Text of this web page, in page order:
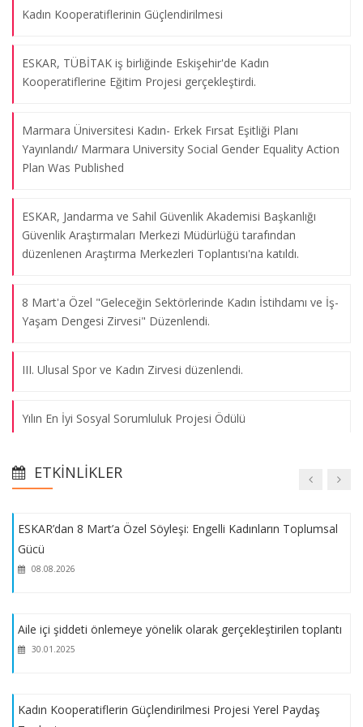
Kadın Kooperatiflerinin Güçlendirilmesi
ESKAR, TÜBİTAK iş birliğinde Eskişehir'de Kadın
Kooperatiflerine Eğitim Projesi gerçekleştirdi.
Marmara Üniversitesi Kadın- Erkek Fırsat Eşitliği Planı
Yayınlandı/ Marmara University Social Gender Equality Action
Plan Was Published
ESKAR, Jandarma ve Sahil Güvenlik Akademisi Başkanlığı
Güvenlik Araştırmaları Merkezi Müdürlüğü tarafından
düzenlenen Araştırma Merkezleri Toplantısı'na katıldı.
8 Mart'a Özel "Geleceğin Sektörlerinde Kadın İstihdamı ve İş-
Yaşam Dengesi Zirvesi" Düzenlendi.
III. Ulusal Spor ve Kadın Zirvesi düzenlendi.
Yılın En İyi Sosyal Sorumluluk Projesi Ödülü
Kongre Dönem Başkanlığını Medipol Üniversitesi'yle
paylaştığımız Sağlık 4.0 Çalıştayı'nın kitabı yayınlandı.
ESKAR, Dijital İşletme Zirvesi Düzenledi.
ESKAR 25 Kasım Kadına Yönelik Şiddetle Mücadele Günü
ESKAR, MÜSEM VE AİLE BAKANLIĞI İL MÜDÜRLÜĞÜ BİR
ETKINLIKLER
Toplantısı
17.10.2024
Engelli Kadınların İstihdamı Çalıştayı
31.05.2024
Geleceğin Sektörlerinde Kadın, Genç ve Engelli İstihdamı
Çalıştay
Geleceğin Sektörlerinde Kadın,Genç ve Engelli İstihdamı
09.05.2024
Kadına Yönelik Şiddetle Mücadele Koordinasyon Kurulu
12.01.2024
ESKAR’dan 8 Mart’a Özel Söyleşi: Engelli Kadınların Toplumsal
Gücü
08.08.2026
Aile içi şiddeti önlemeye yönelik olarak gerçekleştirilen toplantı
30.01.2025
Kadın Kooperatiflerin Güçlendirilmesi Projesi Yerel Paydaş